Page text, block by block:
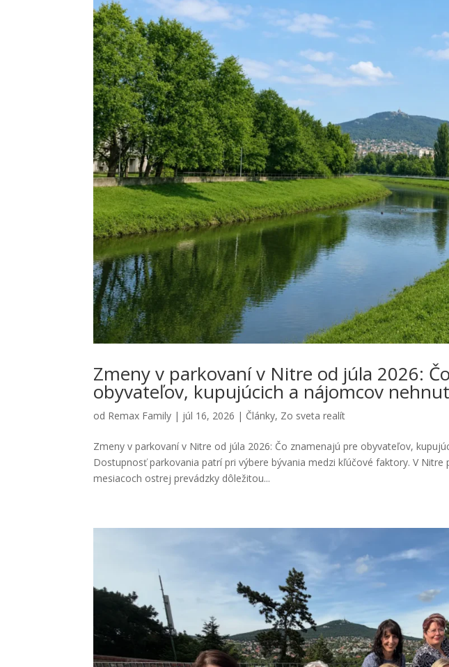
Zmeny v parkovaní v Nitre od júla 2026:
obyvateľov, kupujúcich a nájomcov
od Remax Family | júl 16, 2026 | Články, Zo sveta realít
Zmeny v parkovaní v Nitre od júla 2026: Čo znamenajú pre obyvateľov,
Dostupnosť parkovania patrí pri výbere bývania medzi kľúčové faktory. V
mesiacoch ostrej prevádzky dôležitou...